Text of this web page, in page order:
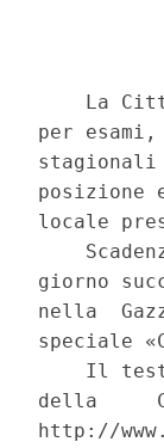
La
per
posizione
locale
giorno
nella
speciale
Il
della
http://